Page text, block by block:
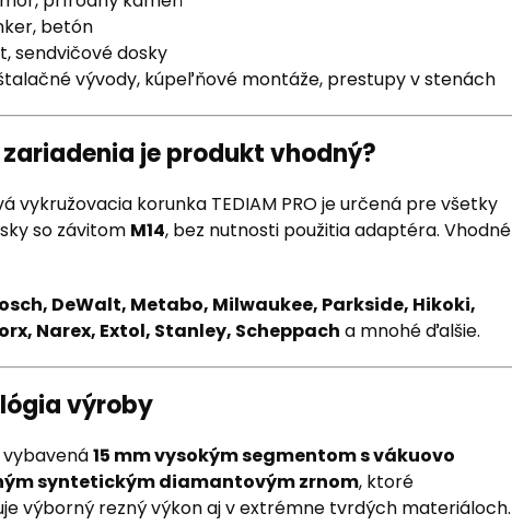
betón
sendvičové dosky
vývody, kúpeľňové montáže, prestupy v stenách
zariadenia je produkt vhodný?
vykružovacia korunka TEDIAM PRO je určená pre všetky
so závitom M14, bez nutnosti použitia adaptéra. Vhodné
DeWalt, Metabo, Milwaukee, Parkside, Hikoki,
Narex, Extol, Stanley, Scheppach a mnohé ďalšie.
výroby
vybavená15 mm vysokým segmentom s vákuovo
syntetickým diamantovým zrnom, ktoré
výborný rezný výkon aj v extrémne tvrdých materiáloch.